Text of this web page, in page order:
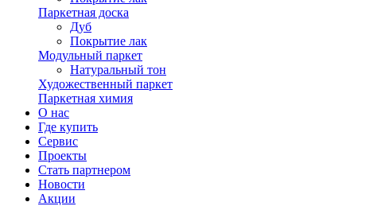
Паркетная доска
Дуб
Покрытие лак
Модульный паркет
Натуральный тон
Художественный паркет
Паркетная химия
О нас
Где купить
Сервис
Проекты
Стать партнером
Новости
Акции